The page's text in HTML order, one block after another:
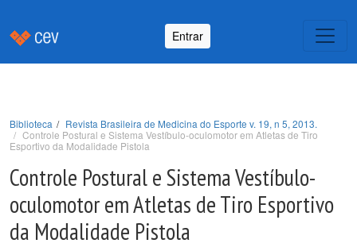
Entrar
Biblioteca
Revista Brasileira de Medicina do Esporte v. 19, n 5, 2013.
Controle Postural e Sistema Vestíbulo-oculomotor em Atletas de Tiro
Esportivo da Modalidade Pistola
Controle Postural e Sistema Vestíbulo-
oculomotor em Atletas de Tiro Esportivo
da Modalidade Pistola